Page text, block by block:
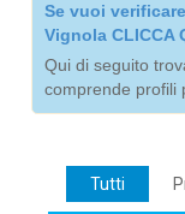
Se vuoi
Vignola CLICCA
Qui di seguito
comprende profili
Tutti